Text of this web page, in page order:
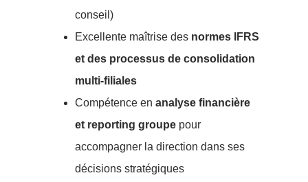
conseil)
Excellente maîtrise des normes IFRS
et des processus de consolidation
multi-filiales
Compétence en analyse financière
et reporting groupe pour
accompagner la direction dans ses
décisions stratégiques